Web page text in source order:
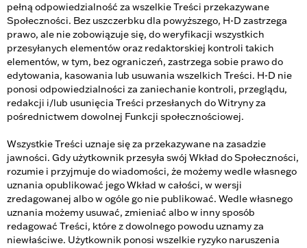
pełną odpowiedzialność za wszelkie Treści przekazywane
Społeczności. Bez uszczerbku dla powyższego, H-D zastrzega
prawo, ale nie zobowiązuje się, do weryfikacji wszystkich
przesyłanych elementów oraz redaktorskiej kontroli takich
elementów, w tym, bez ograniczeń, zastrzega sobie prawo do
edytowania, kasowania lub usuwania wszelkich Treści. H-D nie
ponosi odpowiedzialności za zaniechanie kontroli, przeglądu,
redakcji i/lub usunięcia Treści przesłanych do Witryny za
pośrednictwem dowolnej Funkcji społecznościowej.
Wszystkie Treści uznaje się za przekazywane na zasadzie
jawności. Gdy użytkownik przesyła swój Wkład do Społeczności,
rozumie i przyjmuje do wiadomości, że możemy wedle własnego
uznania opublikować jego Wkład w całości, w wersji
zredagowanej albo w ogóle go nie publikować. Wedle własnego
uznania możemy usuwać, zmieniać albo w inny sposób
redagować Treści, które z dowolnego powodu uznamy za
niewłaściwe. Użytkownik ponosi wszelkie ryzyko naruszenia